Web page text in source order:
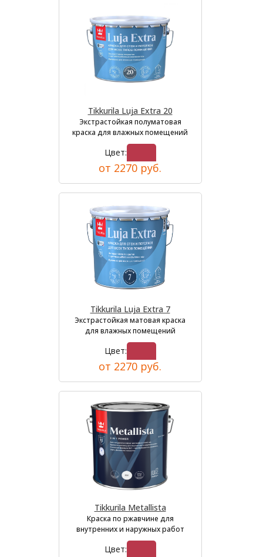
Tikkurila Luja Extra 20
Экстрастойкая полуматовая
краска для влажных помещений
Цвет:
от 2270 руб.
Tikkurila Luja Extra 7
Экстрастойкая матовая краска
для влажных помещений
Цвет:
от 2270 руб.
Tikkurila Metallista
Краска по ржавчине для
внутренних и наружных работ
Цвет: